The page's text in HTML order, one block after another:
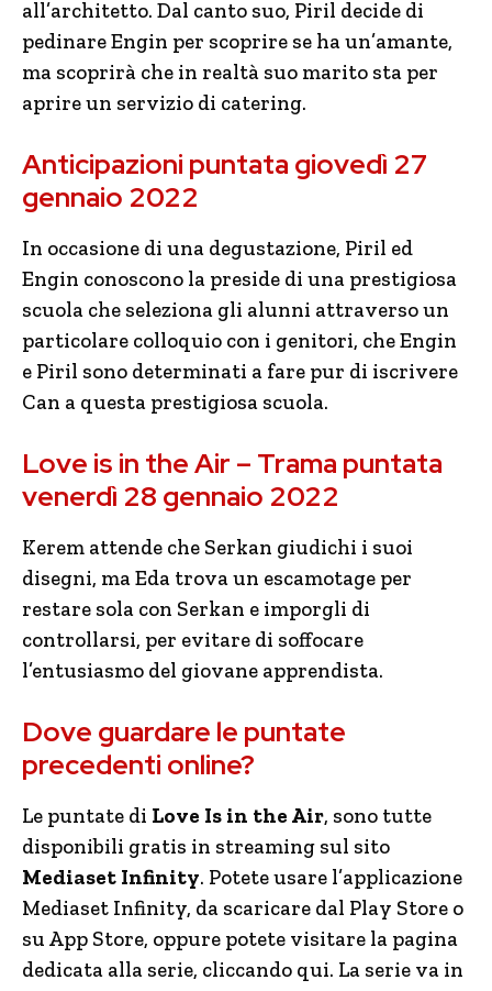
all’architetto. Dal canto suo, Piril decide di
pedinare Engin per scoprire se ha un’amante,
ma scoprirà che in realtà suo marito sta per
aprire un servizio di catering.
Anticipazioni puntata giovedì 27
gennaio 2022
In occasione di una degustazione, Piril ed
Engin conoscono la preside di una prestigiosa
scuola che seleziona gli alunni attraverso un
particolare colloquio con i genitori, che Engin
e Piril sono determinati a fare pur di iscrivere
Can a questa prestigiosa scuola.
Love is in the Air – Trama puntata
venerdì 28 gennaio 2022
Kerem attende che Serkan giudichi i suoi
disegni, ma Eda trova un escamotage per
restare sola con Serkan e imporgli di
controllarsi, per evitare di soffocare
l’entusiasmo del giovane apprendista.
Dove guardare le puntate
precedenti online?
Le puntate di Love Is in the Air, sono tutte
disponibili gratis in streaming sul sito
Mediaset Infinity. Potete usare l’applicazione
Mediaset Infinity, da scaricare dal Play Store o
su App Store, oppure potete visitare la pagina
dedicata alla serie, cliccando qui. La serie va in